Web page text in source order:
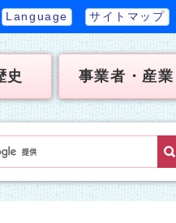
Language サイトマップ
史 事業者・産業